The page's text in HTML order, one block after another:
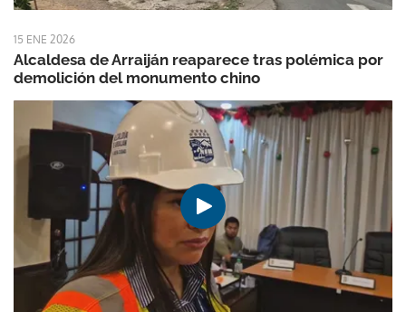
15 ENE 2026
Alcaldesa de Arraiján reaparece tras polémica por
demolición del monumento chino